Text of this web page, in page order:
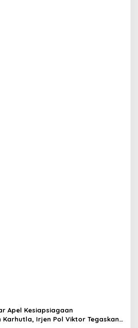
Apel Kesiapsiagaan
Karhutla, Irjen Pol Viktor Tegaskan